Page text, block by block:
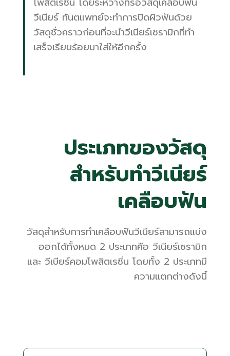
วีเนียร์ ทันตแพทย์จะทำการปิดผิวฟันด้วย
วัสดุชั่วคราวก่อนที่จะนำวีเนียร์เซรามิกที่ทำ
เสร็จเรียบร้อยมาใส่ให้อีกครั้ง
ประเภทของวัสดุ
สำหรับทำวีเนียร์
เคลือบฟัน
วัสดุสำหรับการทำเคลือบฟันวีเนียร์สามารถแบ่ง
ออกได้ทั้งหมด 2 ประเภทคือ วีเนียร์เซรามิก
และ วีเบียร์คอมโพสิตเรซิ่น โดยทั้ง 2 ประเภทมี
ความแตกต่างดังนี้